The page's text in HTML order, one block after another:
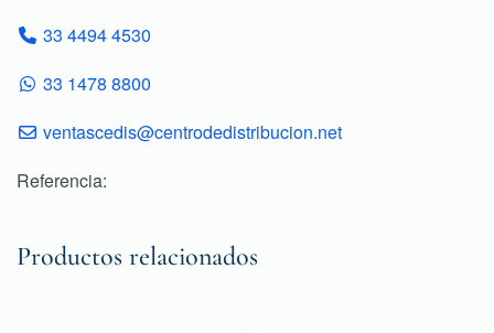
33 4494 4530
33 1478 8800
ventascedis@centrodedistribucion.net
Referencia:
Productos relacionados